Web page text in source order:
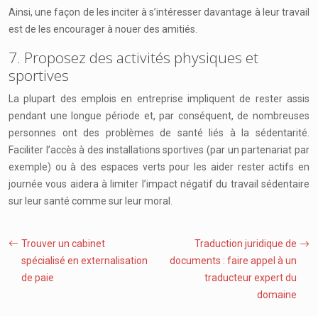
Ainsi, une façon de les inciter à s’intéresser davantage à leur travail
est de les encourager à nouer des amitiés.
7. Proposez des activités physiques et
sportives
La plupart des emplois en entreprise impliquent de rester assis
pendant une longue période et, par conséquent, de nombreuses
personnes ont des problèmes de santé liés à la sédentarité.
Faciliter l’accès à des installations sportives (par un partenariat par
exemple) ou à des espaces verts pour les aider rester actifs en
journée vous aidera à limiter l’impact négatif du travail sédentaire
sur leur santé comme sur leur moral.
Trouver un cabinet
spécialisé en externalisation
de paie
Traduction juridique de
documents : faire appel à un
traducteur expert du
domaine